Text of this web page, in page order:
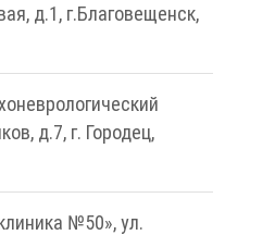
д.1, г.Благовещенск,
д.7, г. Городец,
№50», ул.